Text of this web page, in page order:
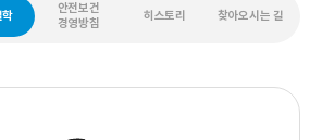
학
안전보건
경영방침
히스토리 찾아오시는 길